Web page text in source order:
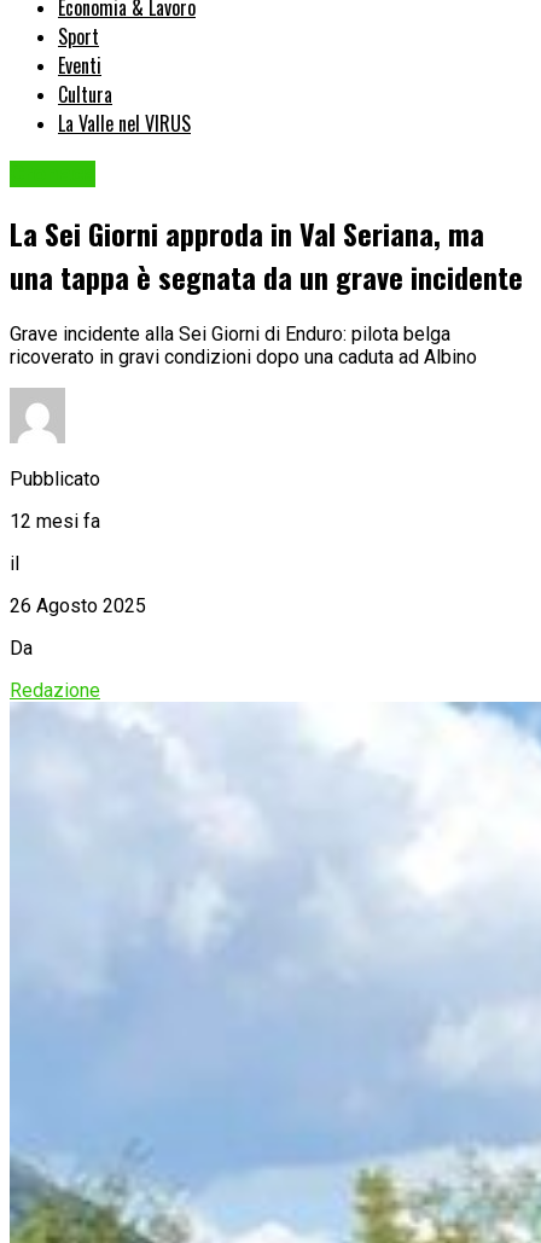
Economia & Lavoro
Sport
Eventi
Cultura
La Valle nel VIRUS
La Sei Giorni approda in Val Seriana, ma
una tappa è segnata da un grave incidente
Grave incidente alla Sei Giorni di Enduro: pilota belga
ricoverato in gravi condizioni dopo una caduta ad Albino
Pubblicato
12 mesi fa
il
26 Agosto 2025
Da
Redazione